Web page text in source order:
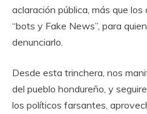
aclaración pública, más que
“bots y Fake News”, para
denunciarlo.
Desde esta trinchera, nos
del pueblo hondureño, y
los políticos farsantes,